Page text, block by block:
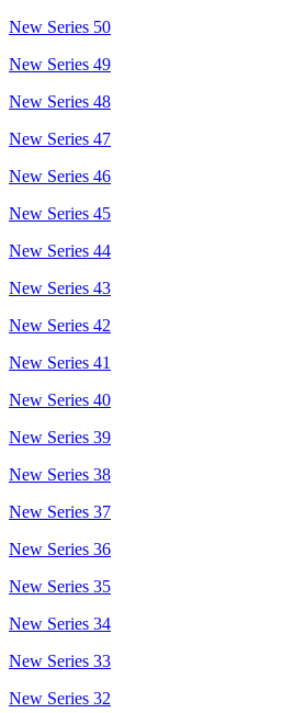
New Series 50
New Series 49
New Series 48
New Series 47
New Series 46
New Series 45
New Series 44
New Series 43
New Series 42
New Series 41
New Series 40
New Series 39
New Series 38
New Series 37
New Series 36
New Series 35
New Series 34
New Series 33
New Series 32